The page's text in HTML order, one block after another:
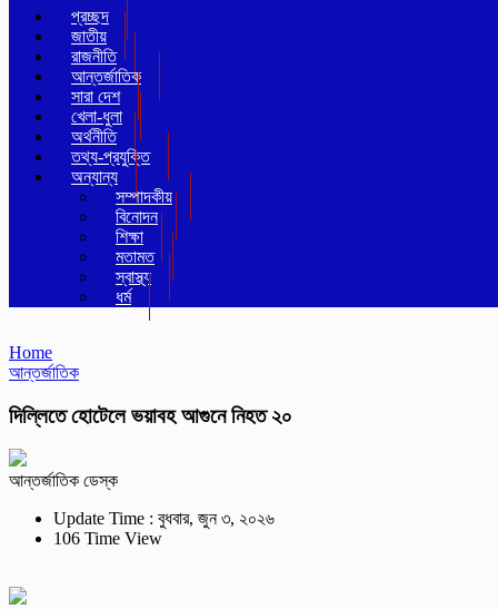
প্রচ্ছদ
জাতীয়
রাজনীতি
আন্তর্জাতিক
সারা দেশ
খেলা-ধুলা
অর্থনীতি
তথ্য-প্রযুক্তি
অন্যান্য
সম্পাদকীয়
বিনোদন
শিক্ষা
মতামত
স্বাস্থ্য
ধর্ম
Home
আন্তর্জাতিক
দিল্লিতে হোটেলে ভয়াবহ আগুনে নিহত ২০
আন্তর্জাতিক ডেস্ক
Update Time : বুধবার, জুন ৩, ২০২৬
106 Time View